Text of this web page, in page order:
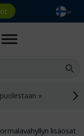
»
lisäosat